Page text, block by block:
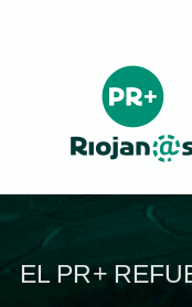
EL PR+